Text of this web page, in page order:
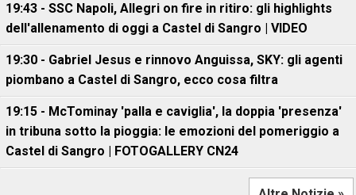
19:43 - SSC Napoli, Allegri on fire in ritiro: gli highlights
dell'allenamento di oggi a Castel di Sangro | VIDEO
19:30 - Gabriel Jesus e rinnovo Anguissa, SKY: gli agenti
piombano a Castel di Sangro, ecco cosa filtra
19:15 - McTominay 'palla e caviglia', la doppia 'presenza'
in tribuna sotto la pioggia: le emozioni del pomeriggio a
Castel di Sangro | FOTOGALLERY CN24